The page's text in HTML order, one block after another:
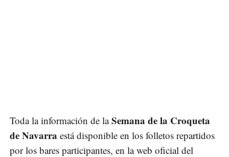
Toda la información de laSemana de la Croqueta
de Navarra está disponible en los folletos repartidos
por los bares participantes, en la web oficial del